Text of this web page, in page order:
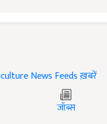
ख़बरें
जॉब्स